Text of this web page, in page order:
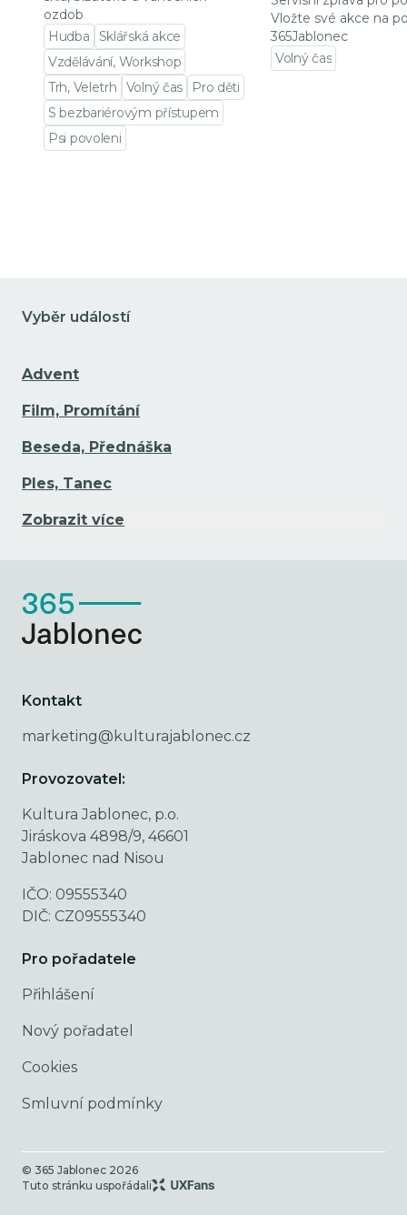
ozdob
Hudba
Sklářská akce
Vzdělávání, Workshop
Trh, Veletrh
Volný čas
Pro děti
S bezbariérovým přístupem
Psi povoleni
Vložte své akce na
365Jablonec
Volný čas
Vyběr událostí
Advent
Film, Promítání
Beseda, Přednáška
Ples, Tanec
Zobrazit více
Kontakt
marketing@kulturajablonec.cz
Provozovatel:
Kultura Jablonec, p.o.
Jiráskova 4898/9, 46601
Jablonec nad Nisou
IČO: 09555340
DIČ: CZ09555340
Pro pořadatele
Přihlášení
Nový pořadatel
Cookies
Smluvní podmínky
© 365 Jablonec 2026
Tuto stránku uspořádali